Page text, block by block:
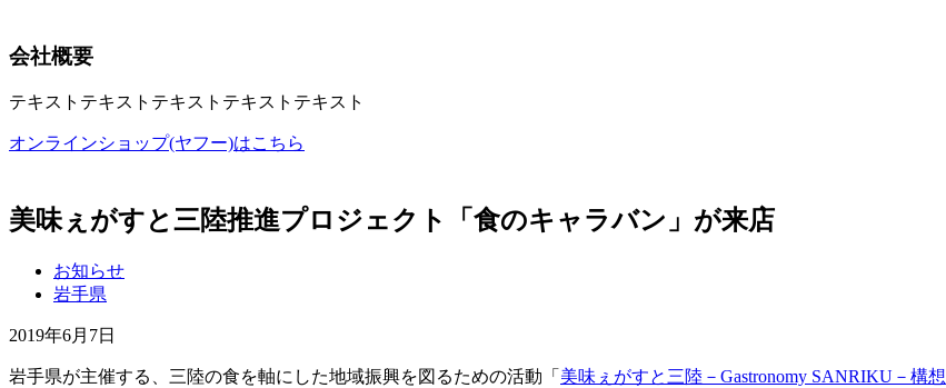
会社概要
テキストテキストテキストテキストテキスト
オンラインショップ(ヤフー)はこちら
美味ぇがすと三陸推進プロジェクト「食のキャラバン」が来店
お知らせ
岩手県
2019年6月7日
岩手県が主催する、三陸の食を軸にした地域振興を図るための活動「 美味ぇがすと三陸－Gastronomy SANRIKU－構想